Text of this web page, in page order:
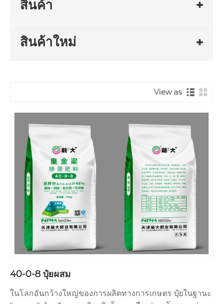
สินค้า
สินค้าใหม่
View as
40-0-8 ปุ๋ยผสม
ในโลกอันกว้างใหญ่ของการผลิตทางการเกษตร ปุ๋ยในฐานะ